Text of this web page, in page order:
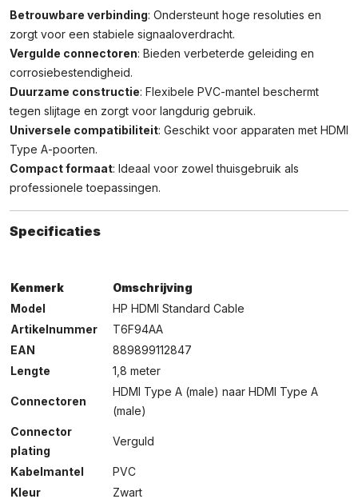
Betrouwbare verbinding: Ondersteunt hoge resoluties en
zorgt voor een stabiele signaaloverdracht.
Vergulde connectoren: Bieden verbeterde geleiding en
corrosiebestendigheid.
Duurzame constructie: Flexibele PVC-mantel beschermt
tegen slijtage en zorgt voor langdurig gebruik.
Universele compatibiliteit: Geschikt voor apparaten met HDMI
Type A-poorten.
Compact formaat: Ideaal voor zowel thuisgebruik als
professionele toepassingen.​
Specificaties
Kenmerk
Omschrijving
Model
HP HDMI Standard Cable
Artikelnummer
T6F94AA
EAN
889899112847
Lengte
1,8 meter
Connectoren
HDMI Type A (male) naar HDMI Type A
(male)
Connector
plating
Verguld
Kabelmantel
PVC
Kleur
Zwart